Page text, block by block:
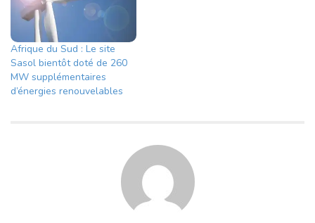
Afrique du Sud : Le site
Sasol bientôt doté de 260
MW supplémentaires
d’énergies renouvelables